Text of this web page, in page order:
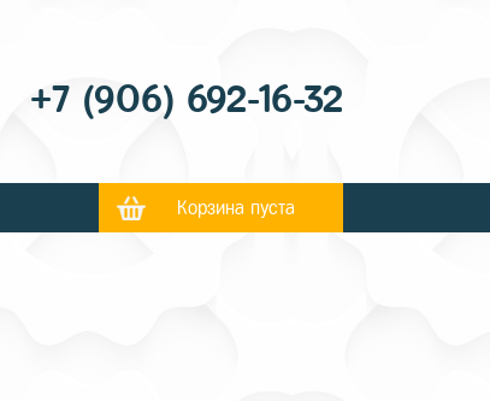
+7 (906) 692-16-32
Корзина пуста